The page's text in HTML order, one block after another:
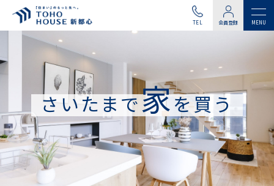
TEL 会員登録
さいたまで家を買う